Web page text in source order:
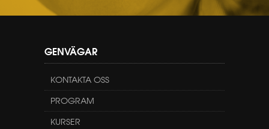
GENVÄGAR
KONTAKTA OSS
PROGRAM
KURSER